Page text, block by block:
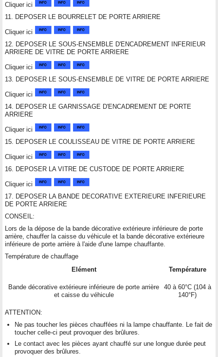
Cliquer ici
11. DEPOSER LE BOURRELET DE PORTE ARRIERE
Cliquer ici
12. DEPOSER LE SOUS-ENSEMBLE D'ENCADREMENT INFERIEUR
ARRIERE DE VITRE DE PORTE ARRIERE
Cliquer ici
13. DEPOSER LE SOUS-ENSEMBLE DE VITRE DE PORTE ARRIERE
Cliquer ici
14. DEPOSER LE GARNISSAGE D'ENCADREMENT DE PORTE
ARRIERE
Cliquer ici
15. DEPOSER LE COULISSEAU DE VITRE DE PORTE ARRIERE
Cliquer ici
16. DEPOSER LA VITRE DE CUSTODE DE PORTE ARRIERE
Cliquer ici
17. DEPOSER LA BANDE DECORATIVE EXTERIEURE INFERIEURE
DE PORTE ARRIERE
CONSEIL:
Lors de la dépose de la bande décorative extérieure inférieure de porte
arrière, chauffer la caisse du véhicule et la bande décorative extérieure
inférieure de porte arrière à l'aide d'une lampe chauffante.
Température de chauffage
Elément
Température
Bande décorative extérieure inférieure de porte arrière
et caisse du véhicule
40 à 60°C (104 à
140°F)
ATTENTION:
Ne pas toucher les pièces chauffées ni la lampe chauffante. Le fait de
toucher celle-ci peut provoquer des brûlures.
Le contact avec les pièces ayant chauffé sur une longue durée peut
provoquer des brûlures.